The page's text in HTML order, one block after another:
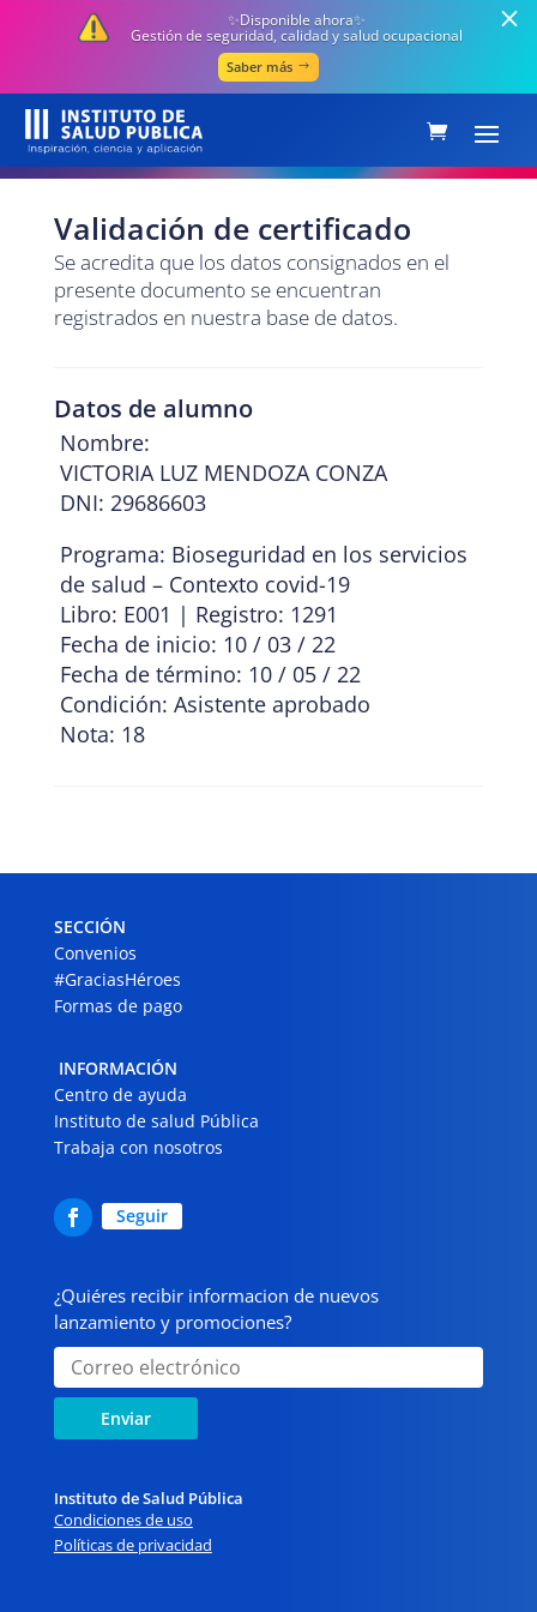
✨Disponible ahora✨
Gestión de seguridad, calidad y salud ocupacional
Saber más
Validación de certificado
Se acredita que los datos consignados en el
presente documento se encuentran
registrados en nuestra base de datos.
Datos de alumno
Nombre:
VICTORIA LUZ MENDOZA CONZA
DNI: 29686603
Programa: Bioseguridad en los servicios
de salud – Contexto covid-19
Libro: E001 | Registro: 1291
Fecha de inicio: 10 / 03 / 22
Fecha de término: 10 / 05 / 22
Condición: Asistente aprobado
Nota: 18
SECCIÓN
Convenios
#GraciasHéroes
Formas de pago
INFORMACIÓN
Centro de ayuda
Instituto de salud Pública
Trabaja con nosotros
Seguir
¿Quiéres recibir informacion de nuevos
lanzamiento y promociones?
Enviar
Instituto de Salud Pública
Condiciones de uso
Políticas de privacidad